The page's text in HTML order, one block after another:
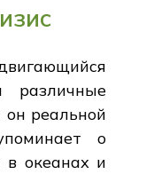
различные
он реальной
о
океанах и